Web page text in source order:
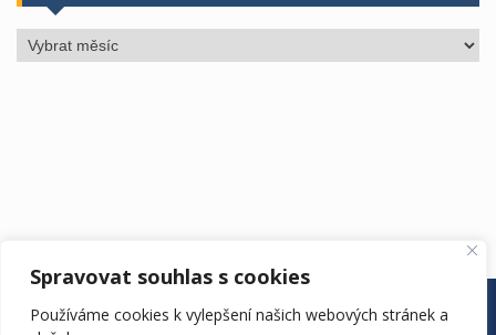
Spravovat souhlas s cookies
Používáme cookies k vylepšení našich webových stránek a
Archívy
ÚŘEDNÍ DESKA ŠKOLA ŠKOLNÍ ROK
DRUŽINA
KONTAKTY EDOOKIT